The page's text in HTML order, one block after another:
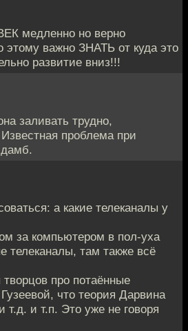
медленно но верно
важно ЗНАТЬ от куда это
развитие вниз!!!
заливать трудно,
проблема при
а какие телеканалы у
за компьютером в пол-уха
телеканалы, там также всё
про потаённые
что теория Дарвина
т.д. и т.п. Это уже не говоря